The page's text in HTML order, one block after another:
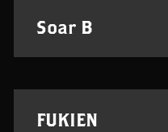
Soar B
FUKIEN